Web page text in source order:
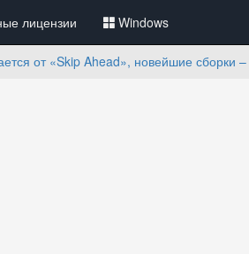
лицензии Windows
от «Skip Ahead», новейшие сборки